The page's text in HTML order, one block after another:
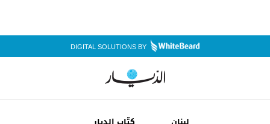
DIGITAL SOLUTIONS BY